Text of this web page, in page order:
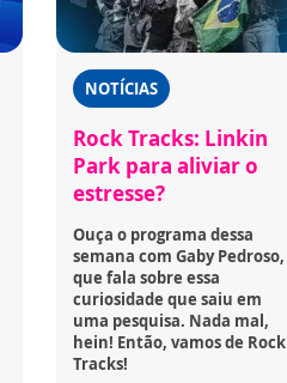
NOTÍCIAS
Rock Tracks: Linkin
Park para aliviar o
estresse?
Ouça o programa dessa
semana com Gaby Pedroso,
que fala sobre essa
curiosidade que saiu em
uma pesquisa. Nada mal,
hein! Então, vamos de Rock
Tracks!